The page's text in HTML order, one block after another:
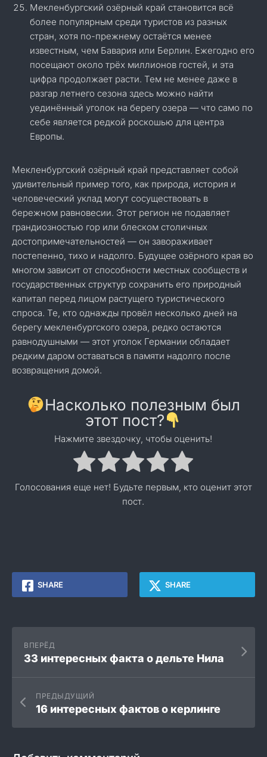
Мекленбургский озёрный край становится всё
более популярным среди туристов из разных
стран, хотя по-прежнему остаётся менее
известным, чем Бавария или Берлин. Ежегодно его
посещают около трёх миллионов гостей, и эта
цифра продолжает расти. Тем не менее даже в
разгар летнего сезона здесь можно найти
уединённый уголок на берегу озера — что само по
себе является редкой роскошью для центра
Европы.
Мекленбургский озёрный край представляет собой
удивительный пример того, как природа, история и
человеческий уклад могут сосуществовать в
бережном равновесии. Этот регион не подавляет
грандиозностью гор или блеском столичных
достопримечательностей — он завораживает
постепенно, тихо и надолго. Будущее озёрного края во
многом зависит от способности местных сообществ и
государственных структур сохранить его природный
капитал перед лицом растущего туристического
спроса. Те, кто однажды провёл несколько дней на
берегу мекленбургского озера, редко остаются
равнодушными — этот уголок Германии обладает
редким даром оставаться в памяти надолго после
возвращения домой.
Насколько полезным был
этот пост?
Нажмите звездочку, чтобы оценить!
Голосования еще нет! Будьте первым, кто оценит этот
пост.
SHARE SHARE
ВПЕРЁД
33 интересных факта о дельте Нила
ПРЕДЫДУЩИЙ
16 интересных фактов о керлинге